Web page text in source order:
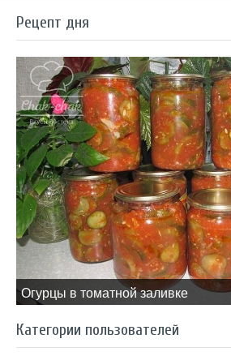
Рецепт дня
Огурцы в томатной заливке
Категории пользователей